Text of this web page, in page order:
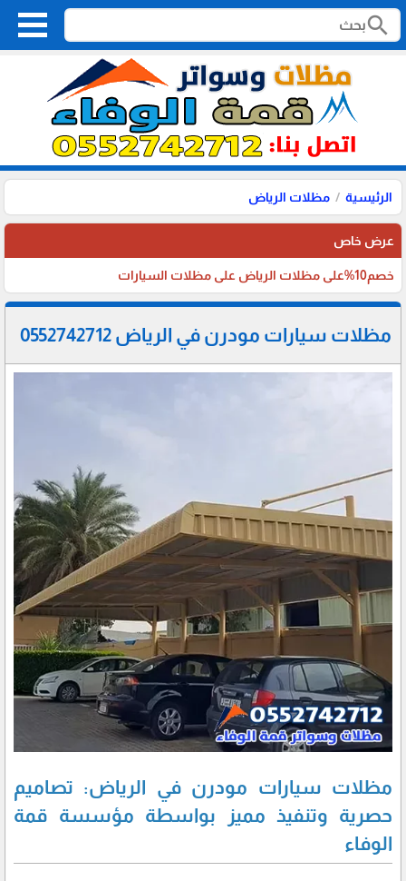
search
الرئيسية مظلات الرياض
عرض خاص
خصم10%على مظلات الرياض على مظلات السيارات
مظلات سيارات مودرن في الرياض 0552742712
مظلات سيارات مودرن في الرياض: تصاميم
حصرية وتنفيذ مميز بواسطة مؤسسة قمة
الوفاء